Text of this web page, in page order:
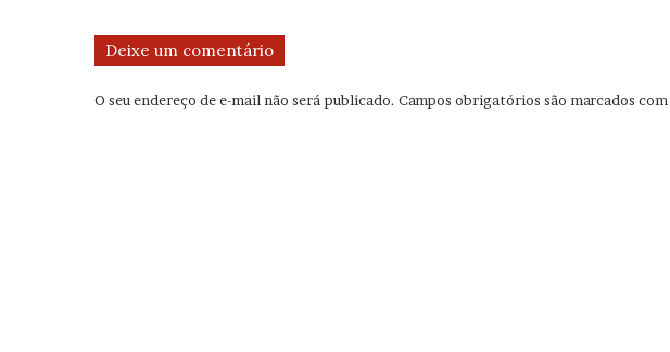
Deixe um comentário
O seu endereço de e-mail não será publicado. Campos obrigatórios são marcados com